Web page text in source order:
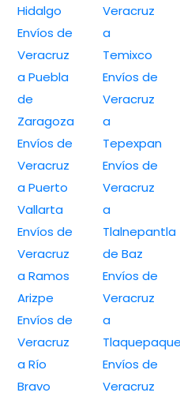
Hidalgo
Envíos de
Veracruz
a Puebla
de
Zaragoza
Envíos de
Veracruz
a Puerto
Vallarta
Envíos de
Veracruz
a Ramos
Arizpe
Envíos de
Veracruz
a Río
Bravo
Veracruz
a
Temixco
Envíos de
Veracruz
a
Tepexpan
Envíos de
Veracruz
a
Tlalnepantla
de Baz
Envíos de
Veracruz
a
Envíos de
Veracruz